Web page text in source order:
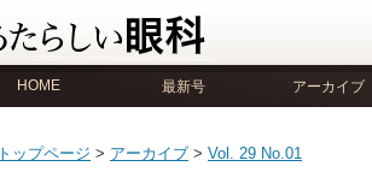
HOME 最新号 アーカイブ
トップページ > アーカイブ > Vol. 29 No.01